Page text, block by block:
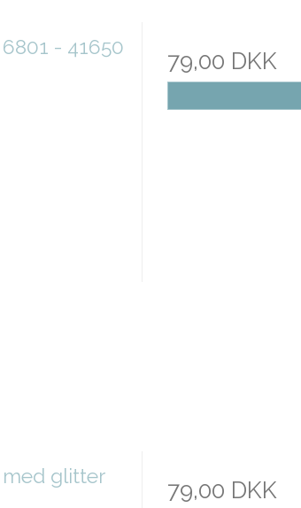
- 41650 79,00 DKK
glitter
79,00 DKK